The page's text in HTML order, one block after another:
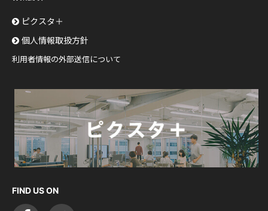
ピクスタ＋
個人情報取扱方針
利用者情報の外部送信について
FIND US ON